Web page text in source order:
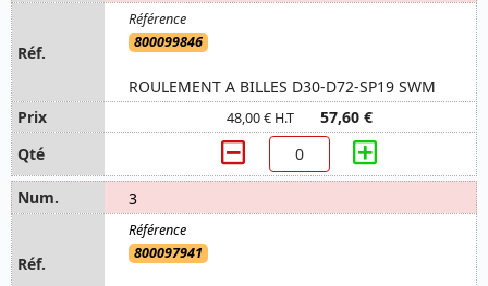
800099846
ROULEMENT A BILLES D30-D72-SP19 SWM
48,00 € H.T 57,60 €
3
800097941